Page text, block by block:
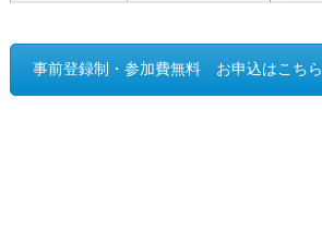
事前登録制・参加費無料 お申込はこちら